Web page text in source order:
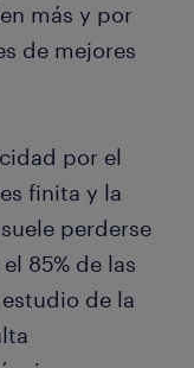
más y por
de mejores
por el
finita y la
perderse
85% de las
de la